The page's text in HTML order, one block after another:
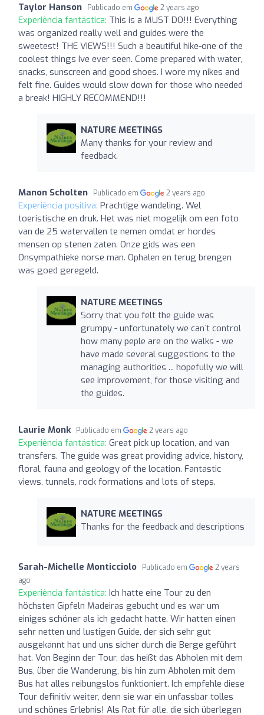
Taylor Hanson Publicado em 2 years ago
Experiência fantástica: This is a MUST DO!!! Everything
was organized really well and guides were the
sweetest! THE VIEWS!!! Such a beautiful hike-one of the
coolest things Ive ever seen. Come prepared with water,
snacks, sunscreen and good shoes. I wore my nikes and
felt fine. Guides would slow down for those who needed
a break! HIGHLY RECOMMEND!!!
NATURE MEETINGS
Many thanks for your review and
feedback.
Manon Scholten Publicado em 2 years ago
Experiência positiva: Prachtige wandeling. Wel
toeristische en druk. Het was niet mogelijk om een foto
van de 25 watervallen te nemen omdat er hordes
mensen op stenen zaten. Onze gids was een
Onsympathieke norse man. Ophalen en terug brengen
was goed geregeld.
NATURE MEETINGS
Sorry that you felt the guide was
grumpy - unfortunately we can´t control
how many peple are on the walks - we
have made several suggestions to the
managing authorities ... hopefully we will
see improvement, for those visiting and
the guides.
Laurie Monk Publicado em 2 years ago
Experiência fantástica: Great pick up location, and van
transfers. The guide was great providing advice, history,
floral, fauna and geology of the location. Fantastic
views, tunnels, rock formations and lots of steps.
NATURE MEETINGS
Thanks for the feedback and descriptions
Sarah-Michelle Monticciolo Publicado em
2 years
ago
Experiência fantástica: Ich hatte eine Tour zu den
höchsten Gipfeln Madeiras gebucht und es war um
einiges schöner als ich gedacht hatte. Wir hatten einen
sehr netten und lustigen Guide, der sich sehr gut
ausgekannt hat und uns sicher durch die Berge geführt
hat. Von Beginn der Tour, das heißt das Abholen mit dem
Bus, über die Wanderung, bis hin zum Abholen mit dem
Bus hat alles reibungslos funktioniert. Ich empfehle diese
Tour definitiv weiter, denn sie war ein unfassbar tolles
und schönes Erlebnis! Als Rat für alle, die sich überlegen